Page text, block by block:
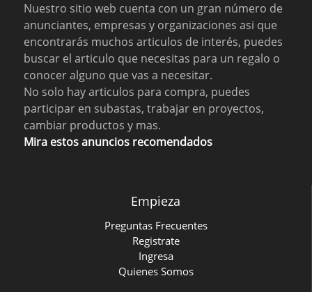
Nuestro sitio web cuenta con un gran número de
anunciantes, empresas y organizaciones asi que
encontrarás muchos articulos de interés, puedes
buscar el articulo que necesitas para un regalo o
conocer alguno que vas a necesitar.
No solo hay articulos para compra, puedes
participar en subastas, trabajar en proyectos,
cambiar productos y mas.
Mira estos anuncios recomendados
Empieza
Preguntas Frecuentes
Registrate
Ingresa
Quienes Somos